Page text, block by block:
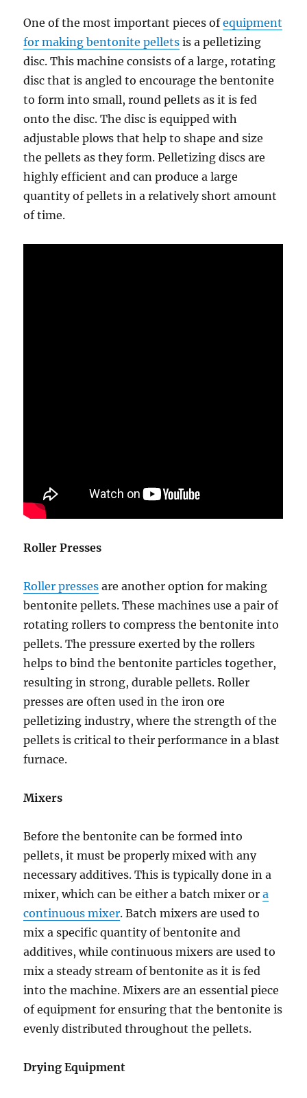
One of the most important pieces ofequipment
for making bentonite pellets is a pelletizing
disc. This machine consists of a large, rotating
disc that is angled to encourage the bentonite
to form into small, round pellets as it is fed
onto the disc. The disc is equipped with
adjustable plows that help to shape and size
the pellets as they form. Pelletizing discs are
highly efficient and can produce a large
quantity of pellets in a relatively short amount
of time.
Roller Presses
Roller presses are another option for making
bentonite pellets. These machines use a pair of
rotating rollers to compress the bentonite into
pellets. The pressure exerted by the rollers
helps to bind the bentonite particles together,
resulting in strong, durable pellets. Roller
presses are often used in the iron ore
pelletizing industry, where the strength of the
pellets is critical to their performance in a blast
furnace.
Mixers
Before the bentonite can be formed into
pellets, it must be properly mixed with any
necessary additives. This is typically done in a
mixer, which can be either a batch mixer ora
continuous mixer. Batch mixers are used to
mix a specific quantity of bentonite and
additives, while continuous mixers are used to
mix a steady stream of bentonite as it is fed
into the machine. Mixers are an essential piece
of equipment for ensuring that the bentonite is
evenly distributed throughout the pellets.
Drying Equipment